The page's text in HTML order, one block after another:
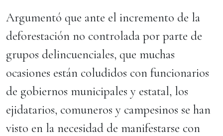
Argumentó que ante el incremento de la
deforestación no controlada por parte de
grupos delincuenciales, que muchas
ocasiones están coludidos con funcionarios
de gobiernos municipales y estatal, los
ejidatarios, comuneros y campesinos se han
visto en la necesidad de manifestarse con